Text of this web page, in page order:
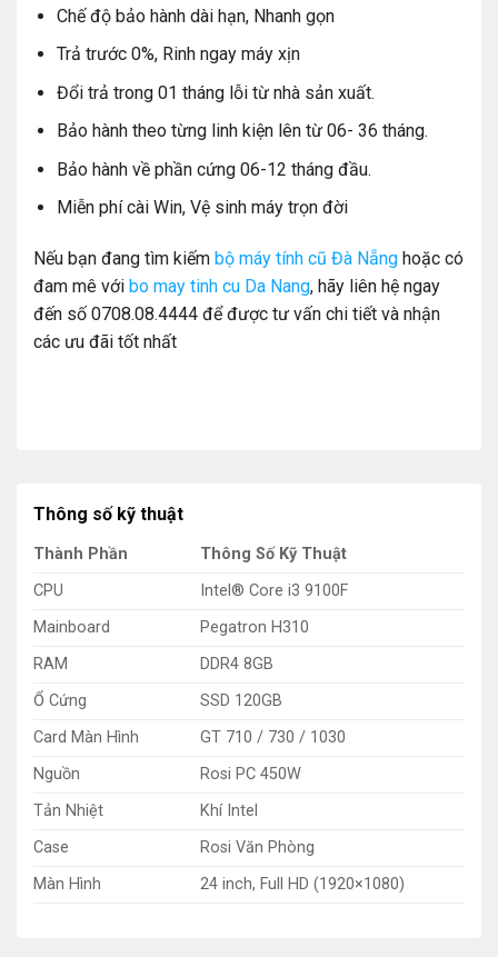
Chế độ bảo hành dài hạn, Nhanh gọn
Trả trước 0%, Rinh ngay máy xịn
Đổi trả trong 01 tháng lỗi từ nhà sản xuất.
Bảo hành theo từng linh kiện lên từ 06- 36 tháng.
Bảo hành về phần cứng 06-12 tháng đầu.
Miễn phí cài Win, Vệ sinh máy trọn đời
Nếu bạn đang tìm kiếm bộ máy tính cũ Đà Nẵng hoặc có
đam mê với bo may tinh cu Da Nang, hãy liên hệ ngay
đến số 0708.08.4444 để được tư vấn chi tiết và nhận
các ưu đãi tốt nhất
Thông số kỹ thuật
Thành Phần
Thông Số Kỹ Thuật
CPU
Intel® Core i3 9100F
Mainboard
Pegatron H310
RAM
DDR4 8GB
Ổ Cứng
SSD 120GB
Card Màn Hình
GT 710 / 730 / 1030
Nguồn
Rosi PC 450W
Tản Nhiệt
Khí Intel
Case
Rosi Văn Phòng
Màn Hình
24 inch, Full HD (1920×1080)